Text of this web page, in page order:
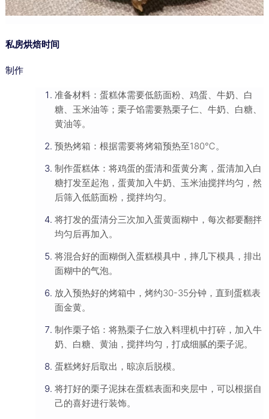
私房烘焙时间
制作
准备材料：蛋糕体需要低筋面粉、鸡蛋、牛奶、白
糖、玉米油等；栗子馅需要熟栗子仁、牛奶、白糖、
黄油等。
预热烤箱：根据需要将烤箱预热至180℃。
制作蛋糕体：将鸡蛋的蛋清和蛋黄分离，蛋清加入白
糖打发至起泡，蛋黄加入牛奶、玉米油搅拌均匀，然
后筛入低筋面粉，搅拌均匀。
将打发的蛋清分三次加入蛋黄面糊中，每次都要翻拌
均匀后再加入。
将混合好的面糊倒入蛋糕模具中，摔几下模具，排出
面糊中的气泡。
放入预热好的烤箱中，烤约30-35分钟，直到蛋糕表
面金黄。
制作栗子馅：将熟栗子仁放入料理机中打碎，加入牛
奶、白糖、黄油，搅拌均匀，打成细腻的栗子泥。
蛋糕烤好后取出，晾凉后脱模。
将打好的栗子泥抹在蛋糕表面和夹层中，可以根据自
己的喜好进行装饰。